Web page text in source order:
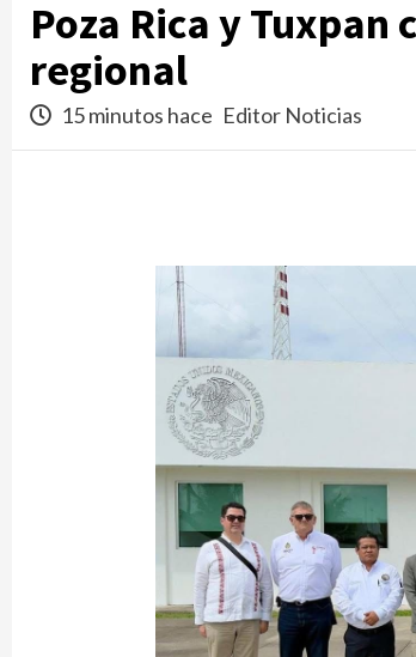
Poza Rica y
regional
15 minutos hace Editor Noticias